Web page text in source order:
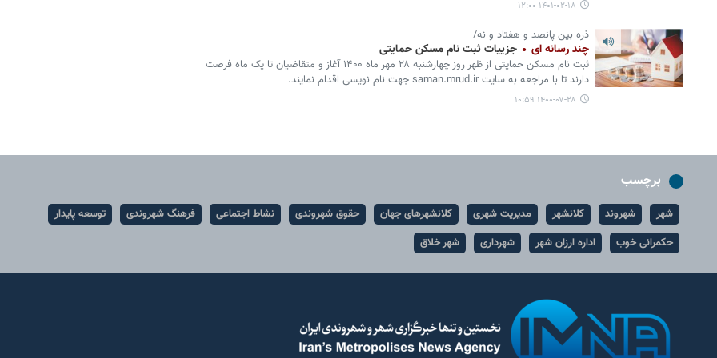
۱۴۰۱-۰۲-۱۸ ۱۲:۰۰
ذره بین پانصد و هفتاد و نه/
چند رسانه ای جزییات ثبت‌ نام مسکن حمایتی
ثبت‌ نام مسکن حمایتی از ظهر روز چهارشنبه ۲۸ مهر ماه ۱۴۰۰ آغاز و متقاضیان تا یک ماه فرصت
دارند تا با مراجعه به سایت saman.mrud.ir جهت نام نویسی اقدام نمایند.
۱۴۰۰-۰۷-۲۸ ۱۰:۵۹
برچسب
شهر شهروند کلانشهر مدیریت شهری کلانشهرهای جهان حقوق شهروندی نشاط اجتماعی فرهنگ شهروندی
توسعه پایدار
حکمرانی خوب
اداره ارزان شهر شهرداری شهر خلاق